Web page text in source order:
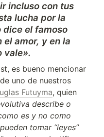
incluso con tus
lucha por la
dice el famoso
el amor, y en la
vale».
es bueno mencionar
uno de nuestros
Futuyma, quien
describe o
es y no como
tomar “leyes”